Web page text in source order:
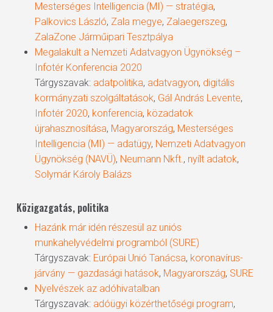
Mesterséges Intelligencia (MI) — stratégia,
Palkovics László, Zala megye, Zalaegerszeg,
ZalaZone Járműipari Tesztpálya
Megalakult a Nemzeti Adatvagyon Ügynökség –
Infotér Konferencia 2020
Tárgyszavak: adatpolitika, adatvagyon, digitális
kormányzati szolgáltatások, Gál András Levente,
Infotér 2020, konferencia, közadatok
újrahasznosítása, Magyarország, Mesterséges
Intelligencia (MI) — adatügy, Nemzeti Adatvagyon
Ügynökség (NAVÜ), Neumann Nkft., nyílt adatok,
Solymár Károly Balázs
Közigazgatás, politika
Hazánk már idén részesül az uniós
munkahelyvédelmi programból (SURE)
Tárgyszavak: Európai Unió Tanácsa, koronavírus-
járvány — gazdasági hatások, Magyarország, SURE
Nyelvészek az adóhivatalban
Tárgyszavak: adóügyi közérthetőségi program,